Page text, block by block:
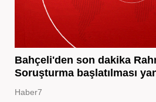
Bahçeli'den son dakika
Soruşturma başlatılması
Haber7